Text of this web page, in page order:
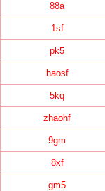
88a
1sf
pk5
haosf
5kq
zhaohf
9gm
8xf
gm5